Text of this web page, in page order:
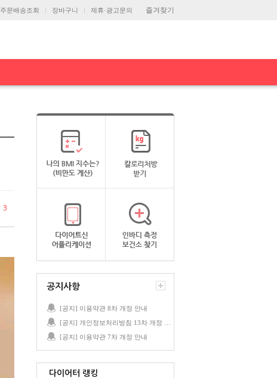
즐겨찾기
주문배송조회 장바구니 제휴·광고문의
3
공지사항
[공지] 이용약관 8차 개정 안내
[공지] 이용약관 7차 개정 안내
다이어터 랭킹